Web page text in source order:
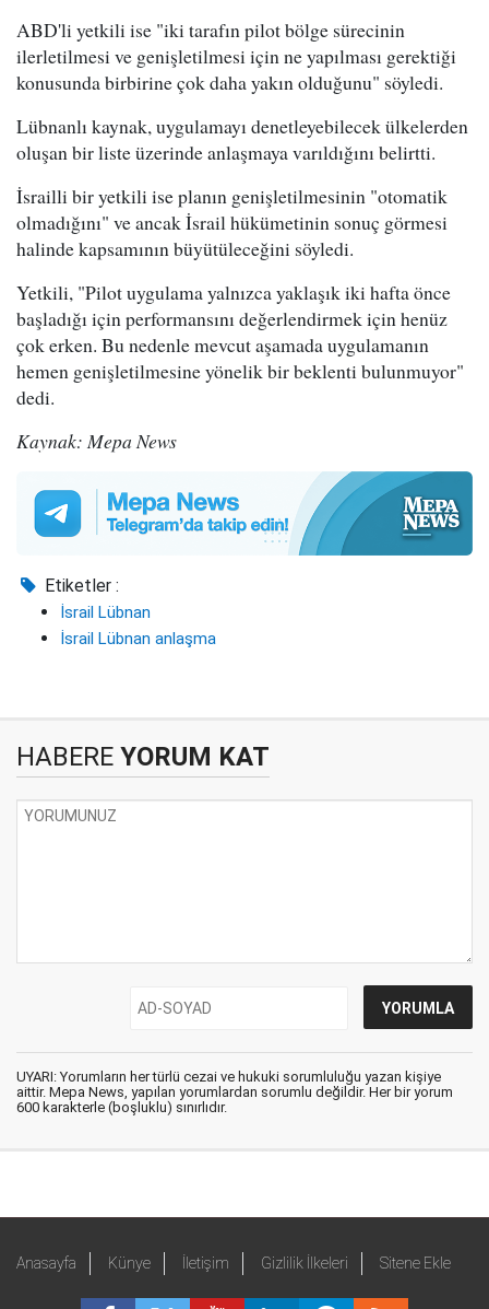
ABD'li yetkili ise "iki tarafın pilot bölge sürecinin
ilerletilmesi ve genişletilmesi için ne yapılması gerektiği
konusunda birbirine çok daha yakın olduğunu" söyledi.
Lübnanlı kaynak, uygulamayı denetleyebilecek ülkelerden
oluşan bir liste üzerinde anlaşmaya varıldığını belirtti.
İsrailli bir yetkili ise planın genişletilmesinin "otomatik
olmadığını" ve ancak İsrail hükümetinin sonuç görmesi
halinde kapsamının büyütüleceğini söyledi.
Yetkili, "Pilot uygulama yalnızca yaklaşık iki hafta önce
başladığı için performansını değerlendirmek için henüz
çok erken. Bu nedenle mevcut aşamada uygulamanın
hemen genişletilmesine yönelik bir beklenti bulunmuyor"
dedi.
Kaynak: Mepa News
Etiketler :
İsrail Lübnan
İsrail Lübnan anlaşma
HABERE YORUM KAT
UYARI: Yorumların her türlü cezai ve hukuki sorumluluğu yazan kişiye
aittir. Mepa News, yapılan yorumlardan sorumlu değildir. Her bir yorum
600 karakterle (boşluklu) sınırlıdır.
Anasayfa Künye İletişim Gizlilik İlkeleri Sitene Ekle